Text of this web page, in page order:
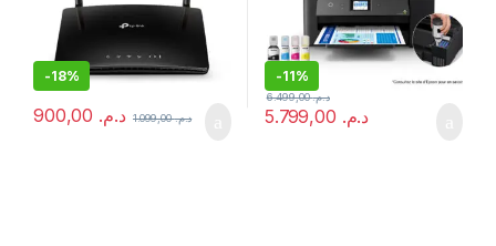
-18%
د.م. د.م.1.099,00
-11%
د.م.
د.م.6.499,00